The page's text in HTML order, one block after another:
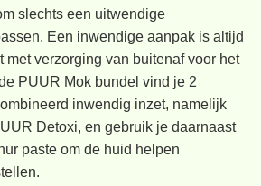
slechts een uitwendige
Een inwendige aanpak is altijd
met verzorging van buitenaf voor het
PUUR Mok bundel vind je 2
inwendig inzet, namelijk
Detoxi, en gebruik je daarnaast
paste om de huid helpen